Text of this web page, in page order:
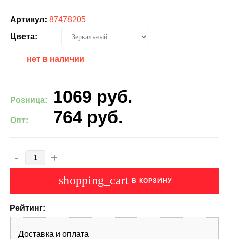
Артикул: 87478205
Цвета:
нет в наличии
Розница: 1069 руб.
Опт: 764 руб.
- +
shopping_cart В КОРЗИНУ
Рейтинг:
Доставка и оплата